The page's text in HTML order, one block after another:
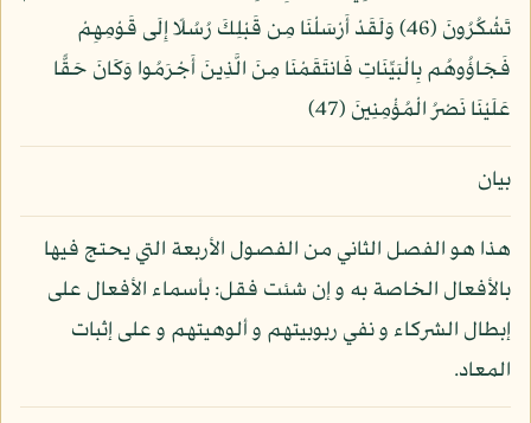
تَشْكُرُونَ (46) وَلَقَدْ أَرْسَلْنَا مِن قَبْلِكَ رُسُلًا إِلَى قَوْمِهِمْ
فَجَاؤُوهُم بِالْبَيِّنَاتِ فَانتَقَمْنَا مِنَ الَّذِينَ أَجْرَمُوا وَكَانَ حَقًّا
عَلَيْنَا نَصْرُ الْمُؤْمِنِينَ (47)
بيان
هذا هو الفصل الثاني من الفصول الأربعة التي يحتج فيها
بالأفعال الخاصة به و إن شئت فقل: بأسماء الأفعال على
إبطال الشركاء و نفي ربوبيتهم و ألوهيتهم و على إثبات
المعاد.